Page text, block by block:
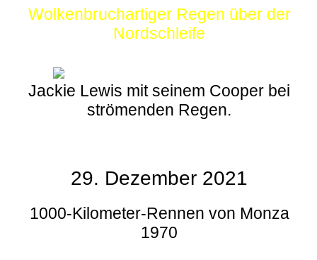
Wolkenbruchartiger Regen über der
Nordschleife
Jackie Lewis mit seinem Cooper bei
strömenden Regen.
29. Dezember 2021
1000-Kilometer-Rennen von Monza
1970